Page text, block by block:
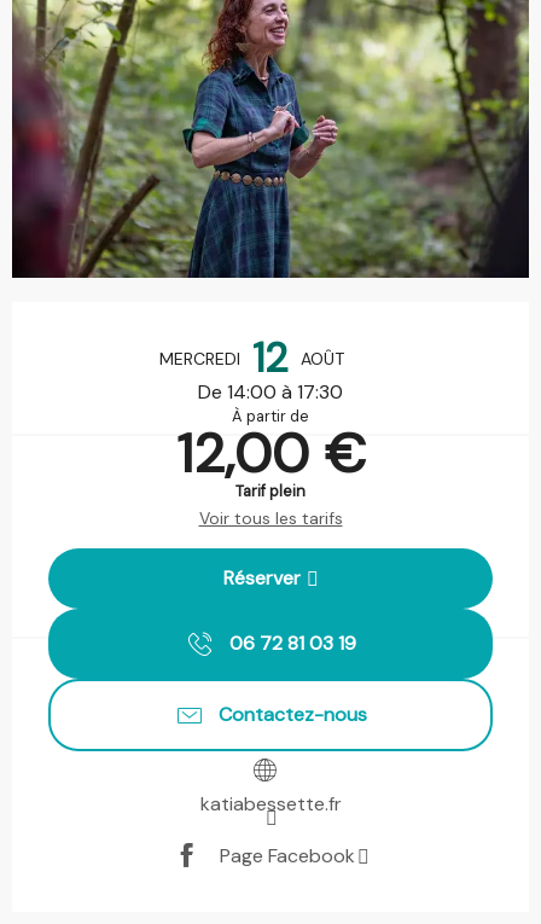
MERCREDI 12 AOÛT
De 14:00 à 17:30
À partir de
12,00 €
Tarif plein
Voir tous les tarifs
Réserver
06 72 81 03 19
Contactez-nous
katiabessette.fr
Page Facebook